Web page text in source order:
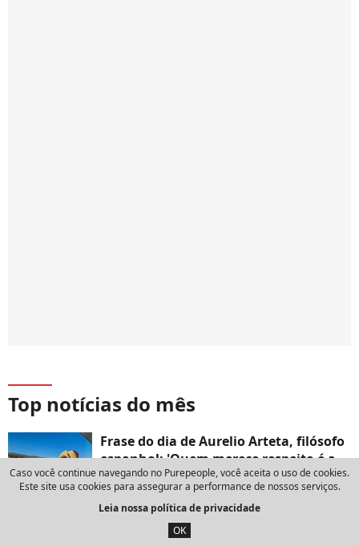
Top notícias do mês
Frase do dia de Aurelio Arteta, filósofo
espanhol: 'Quem merece respeito é a
pessoa, e com muita frequência apesar
de suas opiniões'
13 de julho de 2026
Caso você continue navegando no Purepeople, você aceita o uso de cookies.
Este site usa cookies para assegurar a performance de nossos serviços.
Leia nossa política de privacidade
OK